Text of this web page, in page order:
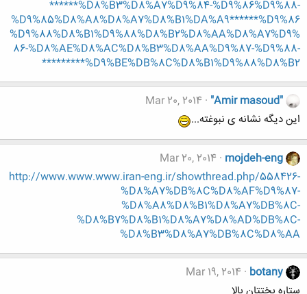
******%D8%B3%D8%A7%D9%84-%D9%86%D9%88-
%D9%85%D8%A8%D8%A7%D8%B1%DA%A9******%D9%86
%D9%88%D8%B1%D9%88%D8%B2%D8%AA%D8%A7%D9%
86-%D8%AE%D8%AC%D8%B3%D8%AA%D9%87-%D9%88-
%D9%BE%DB%8C%D8%B1%D9%88%D8%B2*********
"Amir masoud"
Mar 20, 2014
این دیگه نشانه ی نبوغته...
mojdeh-eng
Mar 20, 2014
http://www.www.www.iran-eng.ir/showthread.php/558426-
%D8%A7%DB%8C%D8%AF%D9%87-
%D8%A8%D8%B1%D8%A7%DB%8C-
%D8%B7%D8%B1%D8%A7%D8%AD%DB%8C-
%D8%B3%D8%A7%DB%8C%D8%AA
botany
Mar 19, 2014